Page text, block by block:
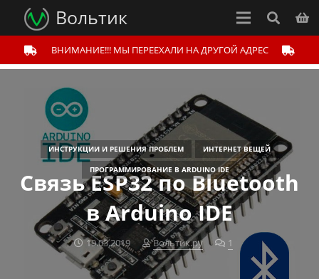
Вольтик
ВНИМАНИЕ!!! МЫ ПЕРЕЕХАЛИ НА ДРУГОЙ АДРЕС
Связь ESP32 по Bluetooth
в Arduino IDE
19.03.2019 Вольтик.ру
ИНСТРУКЦИИ И РЕШЕНИЯ ПРОБЛЕМ ИНТЕРНЕТ ВЕЩЕЙ
ПРОГРАММИРОВАНИЕ В ARDUINO IDE
1 комментарий